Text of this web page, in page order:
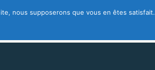
– créez votre fiche gratuite
nous supposerons que vous en êtes satisfait.